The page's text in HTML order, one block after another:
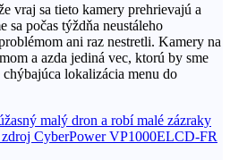
vraj sa tieto kamery prehrievajú a
sa počas týždňa neustáleho
ani raz nestretli. Kamery na
a azda jediná vec, ktorú by sme
lokalizácia menu do
malý dron a robí malé zázraky
CyberPower VP1000ELCD-FR